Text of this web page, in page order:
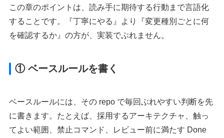
この章のポイントは、読み手に期待する行動まで言語化
することです。『丁寧にやる』より『変更種別ごとに何
を確認するか』の方が、実装でぶれません。
① ベースルールを書く
ベースルールには、その repo で毎回ぶれやすい判断を先
に書きます。たとえば、採用するアーキテクチャ、触っ
てよい範囲、禁止コマンド、レビュー前に満たす Done